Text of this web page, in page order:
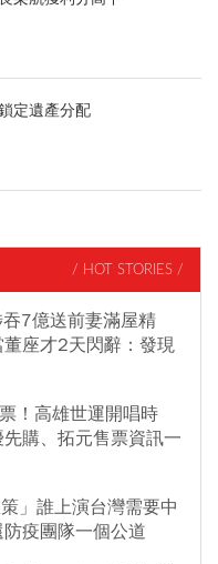
定遺產分配
/ HOT STORIES /
7億送前妻滿屋精
座才2天閃辭：發現
！高雄世運開唱時
購、拓元售票資訊一
」誰上演台灣需要中
疫團隊一個公道